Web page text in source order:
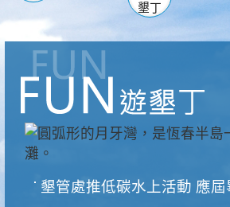
墾丁
墾管處推低碳水上活動 應屆畢